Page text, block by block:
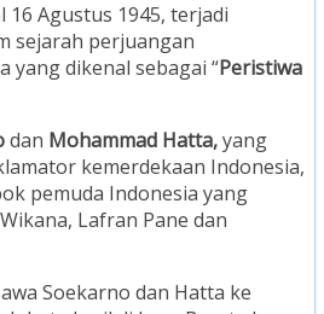
16 Agustus 1945, terjadi
sejarah perjuangan
yang dikenal sebagai “Peristiwa
dan Mohammad Hatta,yang
kemerdekaan Indonesia,
pemuda Indonesia yang
Lafran Pane dan
Soekarno dan Hatta ke